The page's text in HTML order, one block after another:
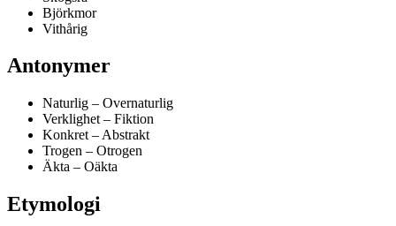
Björkmor
Vithårig
Antonymer
Naturlig – Overnaturlig
Verklighet – Fiktion
Konkret – Abstrakt
Trogen – Otrogen
Äkta – Oäkta
Etymologi